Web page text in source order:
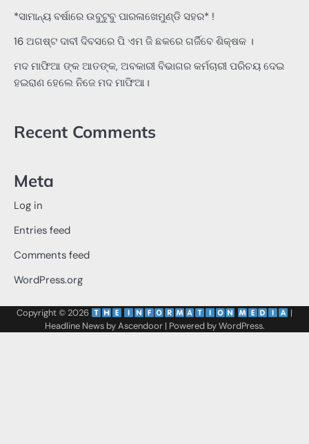
*ସାମାନ୍ୟ ବର୍ଷାରେ ଉବୁଟୁବୁ ପାରଳାଖେମୁଣ୍ଡି ସହର* !
16 ଅଗଷ୍ଟ ଦାବୀ ଦିବସରେ ପି ଏମ ଜି ଛକରେ ଗର୍ଜିବେ ଶିକ୍ଷକ ।
ମଦ ମାଫିଆ ଙ୍କ ଆତଙ୍କ, ଅବକାରୀ ବିଭାଗର କର୍ମଚାରୀ ପରିଚୟ ଦେଇ
ହଇରାଣ ହେଲେ ନିଜେ ମଦ ମାଫିଆ।
Recent Comments
Meta
Log in
Entries feed
Comments feed
WordPress.org
Copyright © 2026
|
Headline News byAscendoor| Powered byWordPress.